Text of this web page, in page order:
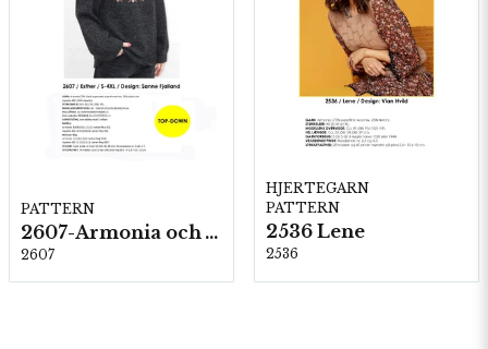
PATTERN
2607-Armonia och Alpaca 400
2607
HJERTEGARN
PATTERN
2536 Lene
2536